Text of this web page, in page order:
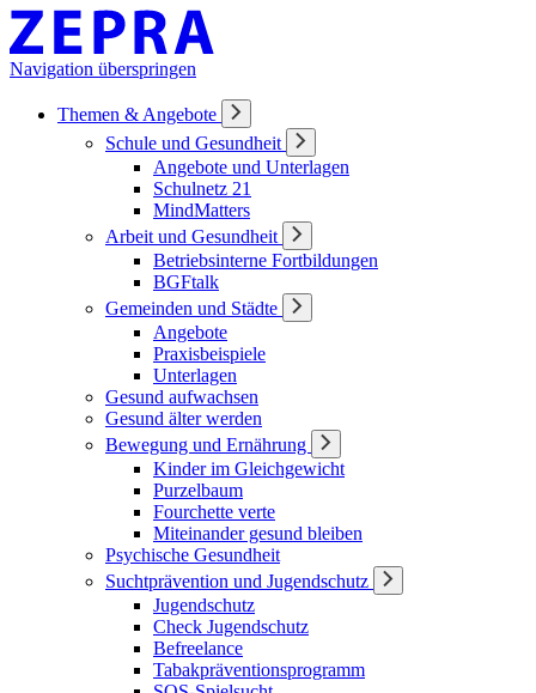
Navigation überspringen
Themen & Angebote
Schule und Gesundheit
Angebote und Unterlagen
Schulnetz 21
MindMatters
Arbeit und Gesundheit
Betriebsinterne Fortbildungen
BGFtalk
Gemeinden und Städte
Angebote
Praxisbeispiele
Unterlagen
Gesund aufwachsen
Gesund älter werden
Bewegung und Ernährung
Kinder im Gleichgewicht
Purzelbaum
Fourchette verte
Miteinander gesund bleiben
Psychische Gesundheit
Suchtprävention und Jugendschutz
Jugendschutz
Check Jugendschutz
Befreelance
Tabakpräventionsprogramm